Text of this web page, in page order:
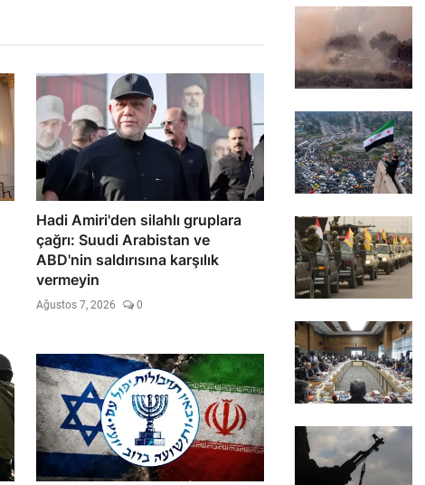
Hadi Amiri'den silahlı gruplara
çağrı: Suudi Arabistan ve
ABD'nin saldırısına karşılık
vermeyin
Ağustos 7, 2026 0